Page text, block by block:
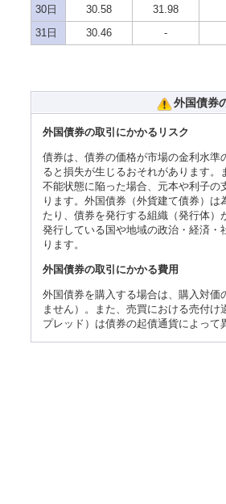
30日
30.58 31.98
31日
30.46 -
外国債券
外国債券の取引にかかるリスク
債券は、債券の価格が市場の金利水
ると損失が生じるおそれがあります
不能状態に陥った場合、元本や利子
ります。外国債券（外貨建て債券）
たり、債券を発行する組織（発行体
発行している国や地域の政治・経済
ります。
外国債券の取引にかかる費用
外国債券を購入する場合は、購入対
ません）。また、売買における売付
プレッド）は債券の起債通貨によって